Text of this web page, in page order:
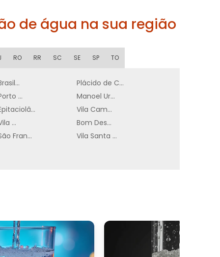
de água na sua região
RO RR SC SE SP TO
Brasiléia
Plácido de Castro
Porto Acre
Manoel Urbano
Epitaciolândia
Vila Campinas
Vila Pia
Bom Destino
São Francisco
Vila Santa Luzia